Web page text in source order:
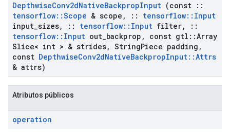
DepthwiseConv2dNativeBackpropInput (const ::
tensorflow::Scope & scope , :: tensorflow:: Input
input sizes, :: tensorflow:: Input filter,
::
tensorflow:: Input out backprop , const gtl ::Array
Slice< int > & strides, StringPiece padding ,
const DepthwiseConv2dNativeBackpropInput::Attrs
& attrs)
Atributos públicos
operation